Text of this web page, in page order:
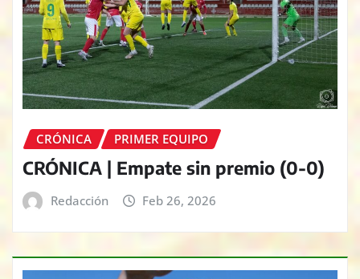
CRÓNICA PRIMER EQUIPO
CRÓNICA | Empate sin premio (0-0)
Redacción Feb 26, 2026